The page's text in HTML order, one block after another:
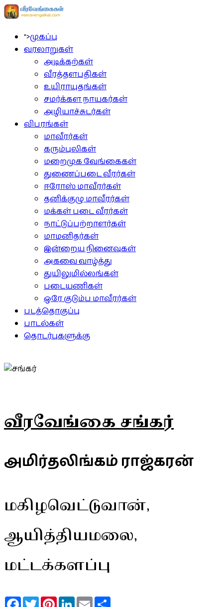
">முகப்பு
வரலாறுகள்
அடிக்கற்கள்
வீரத்தளபதிகள்
உயிராயுதங்கள்
சமர்க்கள நாயகர்கள்
அழியாச்சுடர்கள்
விபரங்கள்
மாவீரர்கள்
கரும்புலிகள்
மறைமுக வேங்கைகள்
துணைப்படை வீரர்கள்
ஈரோஸ் மாவீரர்கள்
தனிக்குழு மாவீரர்கள்
மக்கள் படை வீரர்கள்
நாட்டுப்பற்றாளர்கள்
மாமனிதர்கள்
இன்றைய நினைவுகள்
அகவை வாழ்த்து
துயிலுமில்லங்கள்
படையணிகள்
ஒரே குடும்ப மாவீரர்கள்
படத்தொகுப்பு
பாடல்கள்
தொடர்புகளுக்கு
வீரவேங்கை சங்கர்
அமிர்தலிங்கம் ராஜ்கரன்
மகிழவெட்டுவான்,
ஆயித்தியமலை,
மட்டக்களப்பு
FacebookTwitterPinterestLinkedInEmail